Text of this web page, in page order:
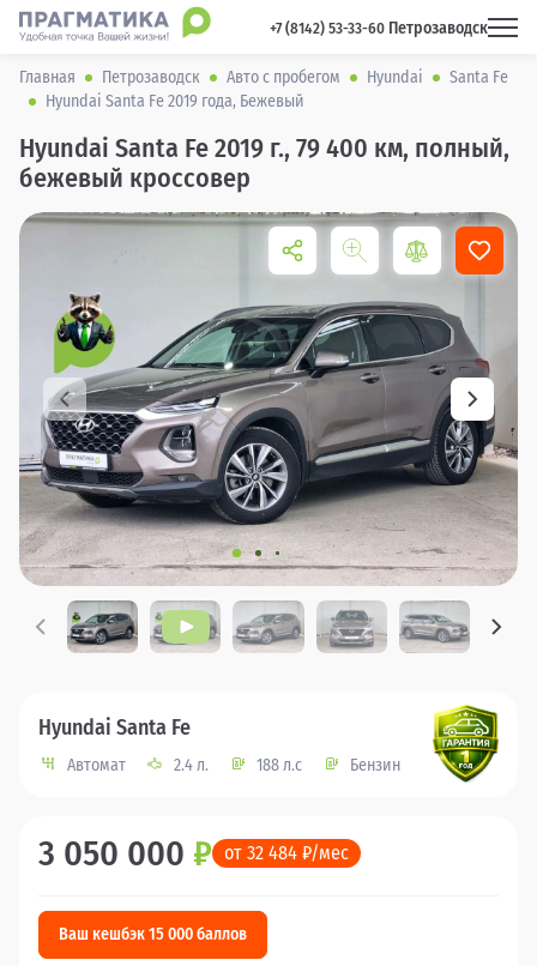
+7 (8142) 53-33-60 Петрозаводск
Главная Петрозаводск Авто с пробегом Hyundai
Santa Fe
Hyundai Santa Fe 2019 года, Бежевый
Hyundai Santa Fe 2019 г., 79 400 км, полный,
бежевый кроссовер
Hyundai Santa Fe
Автомат 2.4 л. 188 л.с Бензин
3 050 000 ₽ от 32 484 ₽/мес
Ваш кешбэк 15 000 баллов